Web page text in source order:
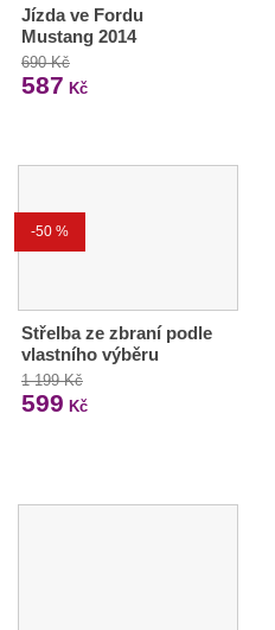
Jízda ve Fordu
Mustang 2014
690 Kč
587 Kč
-50 %
Střelba ze zbraní podle
vlastního výběru
1 199 Kč
599 Kč